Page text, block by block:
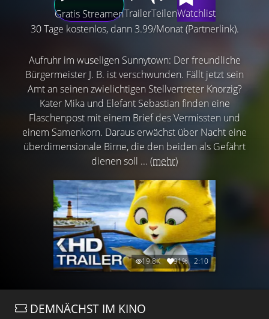
Gratis StreamenTrailerTeilenWatchlist
30 Tage kostenlos, dann 3.99/Monat (Partnerlink).
Aufruhr im wuseligen Sunnytown: Der freundliche
Bürgermeister J. B. ist verschwunden. Fällt jetzt sein
Amt an seinen zwielichtigen Stellvertreter Knorzig?
Kater Mika und Elefant Sebastian finden eine
Flaschenpost mit einem Brief des Vermissten und
einem Samenkorn. Daraus erwächst über Nacht eine
überdimensionale Birne, die den beiden als Gefährt
dienen soll ... (mehr)
19.8K 91% 2:10
DEMNÄCHST IM KINO